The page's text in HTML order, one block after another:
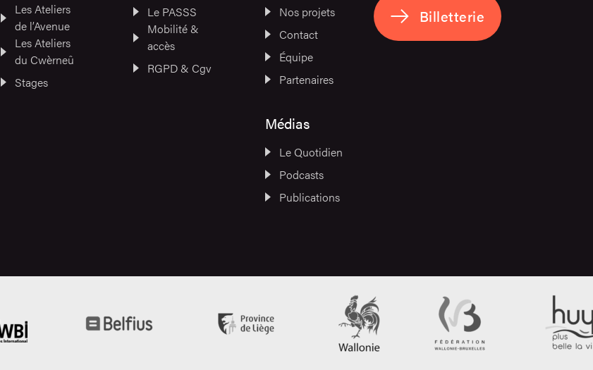
Les Ateliers
de l’Avenue
Les Ateliers
du Cwèrneû
Stages
Le PASSS
Mobilité &
accès
RGPD & Cgv
Nos projets
Contact
Équipe
Partenaires
Médias
Le Quotidien
Podcasts
Publications
Billetterie